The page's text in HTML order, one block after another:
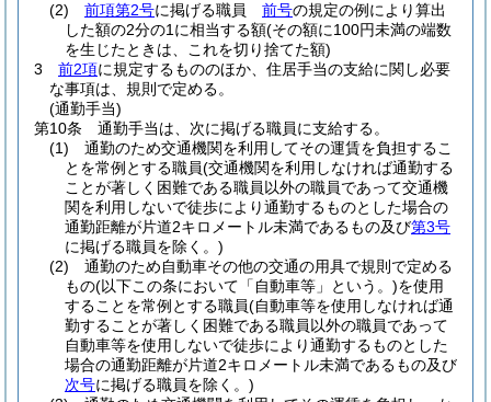
(2)
前項第2号に掲げる職員 前号の規定の例により算出
した額の2分の1に相当する額(その額に100円未満の端数
を生じたときは、これを切り捨てた額)
3
前2項に規定するもののほか、住居手当の支給に関し必要
な事項は、規則で定める。
(通勤手当)
第10条
通勤手当は、次に掲げる職員に支給する。
(1)
通勤のため交通機関を利用してその運賃を負担するこ
とを常例とする職員(交通機関を利用しなければ通勤する
ことが著しく困難である職員以外の職員であって交通機
関を利用しないで徒歩により通勤するものとした場合の
通勤距離が片道2キロメートル未満であるもの及び第3号
に掲げる職員を除く。)
(2)
通勤のため自動車その他の交通の用具で規則で定める
もの(以下この条において「自動車等」という。)を使用
することを常例とする職員(自動車等を使用しなければ通
勤することが著しく困難である職員以外の職員であって
自動車等を使用しないで徒歩により通勤するものとした
場合の通勤距離が片道2キロメートル未満であるもの及び
次号に掲げる職員を除く。)